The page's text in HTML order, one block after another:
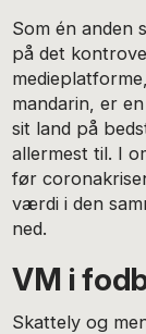
Som én anden
på det
mandarin, er
sit land på
allermest til. I
før
værdi i den
ned.
VM i
Skattely og